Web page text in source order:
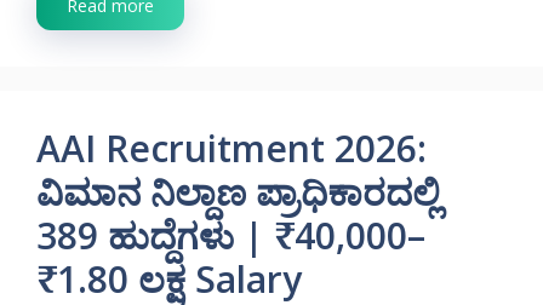
Read more
AAI Recruitment 2026:
ವಿಮಾನ ನಿಲ್ದಾಣ ಪ್ರಾಧಿಕಾರದಲ್ಲಿ
389 ಹುದ್ದೆಗಳು | ₹40,000–
₹1.80 ಲಕ್ಷ Salary